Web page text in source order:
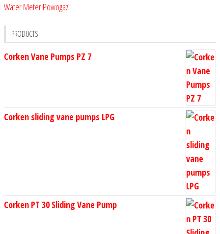
Water Meter Powogaz
PRODUCTS
Corken Vane Pumps PZ 7
Corken sliding vane pumps LPG
Corken PT 30 Sliding Vane Pump